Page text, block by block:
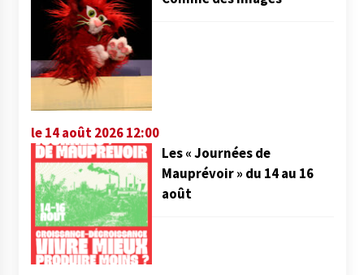
le 14 août 2026 12:00
Les « Journées de
Mauprévoir » du 14 au 16
août